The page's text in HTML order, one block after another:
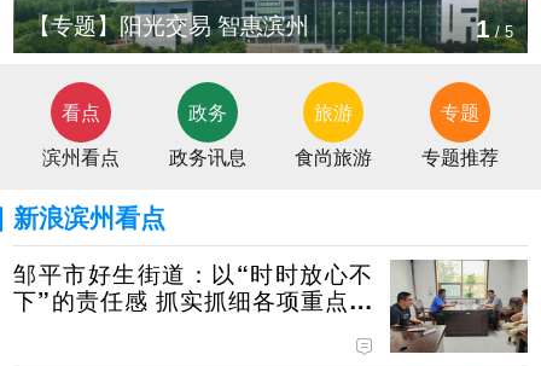
【专题】阳光交易 智惠滨州 1/5
看点
滨州看点
政务
政务讯息
旅游
食尚旅游
专题
专题推荐
新浪滨州看点
邹平市好生街道：以“时时放心不
下”的责任感 抓实抓细各项重点工